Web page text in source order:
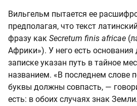
Вильгельм пытается ее
предполагая, что текст
фразу как Secretum finis africae
Африки»). У него есть основания
записке указан путь в тайное
названием. «В последнем слове
буквы должны совпасть, —
есть: в обоих случаях знак